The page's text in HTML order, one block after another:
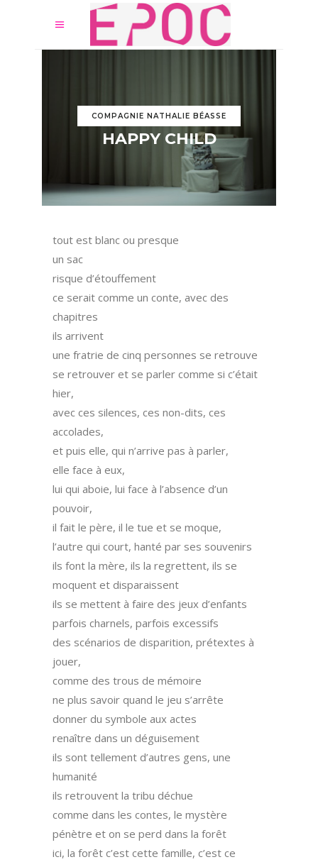
COMPAGNIE NATHALIE BÉASSE
HAPPY CHILD
tout est blanc ou presque
un sac
risque d’étouffement
ce serait comme un conte, avec des
chapitres
ils arrivent
une fratrie de cinq personnes se retrouve
se retrouver et se parler comme si c’était
hier,
avec ces silences, ces non-dits, ces
accolades,
et puis elle, qui n’arrive pas à parler,
elle face à eux,
lui qui aboie, lui face à l’absence d’un
pouvoir,
il fait le père, il le tue et se moque,
l’autre qui court, hanté par ses souvenirs
ils font la mère, ils la regrettent, ils se
moquent et disparaissent
ils se mettent à faire des jeux d’enfants
parfois charnels, parfois excessifs
des scénarios de disparition, prétextes à
jouer,
comme des trous de mémoire
ne plus savoir quand le jeu s’arrête
donner du symbole aux actes
renaître dans un déguisement
ils sont tellement d’autres gens, une
humanité
ils retrouvent la tribu déchue
comme dans les contes, le mystère
pénètre et on se perd dans la forêt
ici, la forêt c’est cette famille, c’est ce